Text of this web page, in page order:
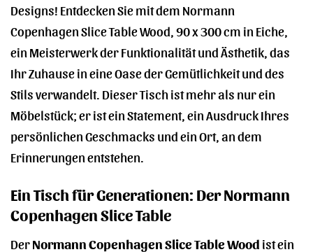
Designs! Entdecken Sie mit dem Normann
Copenhagen Slice Table Wood, 90 x 300 cm in Eiche,
ein Meisterwerk der Funktionalität und Ästhetik, das
Ihr Zuhause in eine Oase der Gemütlichkeit und des
Stils verwandelt. Dieser Tisch ist mehr als nur ein
Möbelstück; er ist ein Statement, ein Ausdruck Ihres
persönlichen Geschmacks und ein Ort, an dem
Erinnerungen entstehen.
Ein Tisch für Generationen: Der Normann
Copenhagen Slice Table
DerNormann Copenhagen Slice Table Wood ist ein